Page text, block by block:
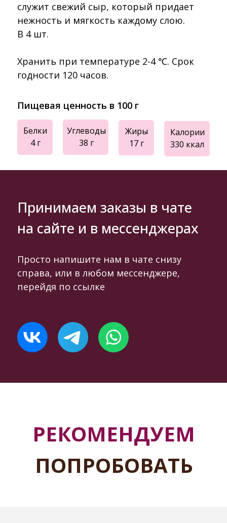
служит свежий сыр, который придает
нежность и мягкость каждому слою.
В 4 шт.
Хранить при температуре 2-4 ℃. Срок
годности 120 часов.
Белки
4 г
Жиры
17 г
Углеводы
38 г
Калории
330 ккал
Пищевая ценность в 100 г
Принимаем заказы в чате
на сайте и в мессенджерах
Просто напишите нам в чате снизу
справа, или в любом мессенджере,
перейдя по ссылке
РЕКОМЕНДУЕМ
ПОПРОБОВАТЬ